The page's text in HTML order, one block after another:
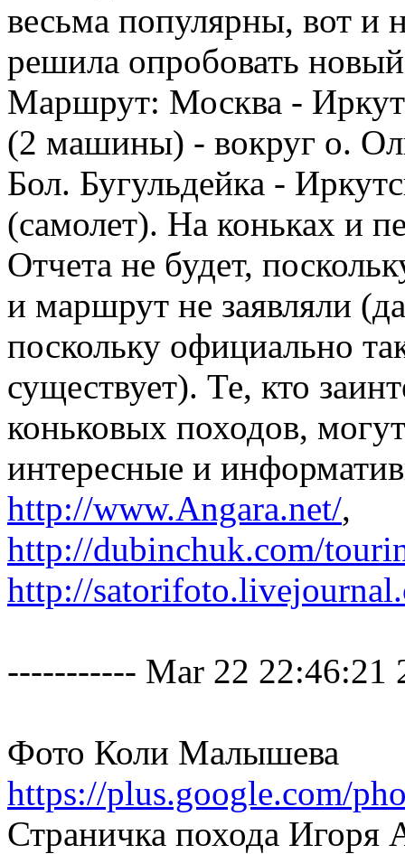
весьма популярны, вот и
решила опробовать
Маршрут: Москва -
(2 машины) - вокруг о.
Бол. Бугульдейка -
(самолет). На коньках и
Отчета не будет,
и маршрут не заявляли
поскольку официально
существует). Те, кто
коньковых походов,
интересные и
http://www.Angara.net/,
http://dubinchuk.com/
http://
----------- Mar 22 22:46:21
Фото Коли Малышева
https://plus.google.com/
Страничка похода Игоря